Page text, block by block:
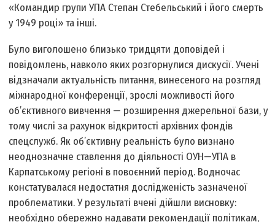
«Командир групи УПА Степан Стебельський і його смерть
у 1949 році» та інші.
Було виголошено близько тридцяти доповідей і
повідомлень, навколо яких розгорнулися дискусії. Учені
відзначали актуальність питання, винесеного на розгляд
міжнародної конференції, зрослі можливості його
об’єктивного вивчення — розширення джерельної бази, у
тому числі за рахунок відкритості архівних фондів
спецслужб. Як об’єктивну реальність було визнано
неоднозначне ставлення до діяльності ОУН—УПА в
Карпатському регіоні в повоєнний період. Водночас
констатувалася недостатня дослідженість зазначеної
проблематики. У результаті вчені дійшли висновку:
необхідно обережно надавати рекомендації політикам,